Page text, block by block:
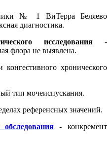
№ 1 ВиТерра Беляево
диагностика.
исследования -
флора не выявлена.
хронического
тип мочеиспускания.
референсных значений.
обследования- конкремент